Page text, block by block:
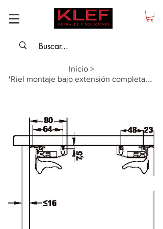
Inicio >
*Riel montaje bajo extensión completa, delgado cierre lento - 400mm, carga 30kg